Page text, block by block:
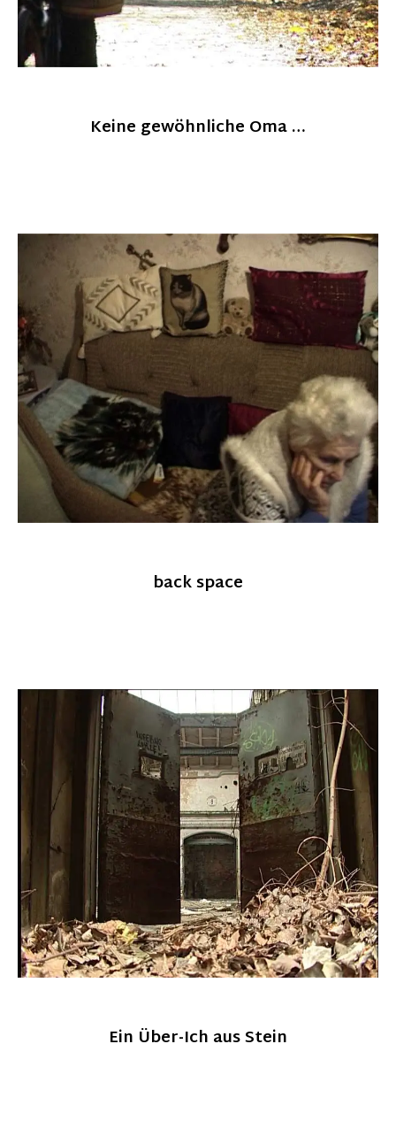
Keine gewöhnliche Oma …
back space
Ein Über-Ich aus Stein